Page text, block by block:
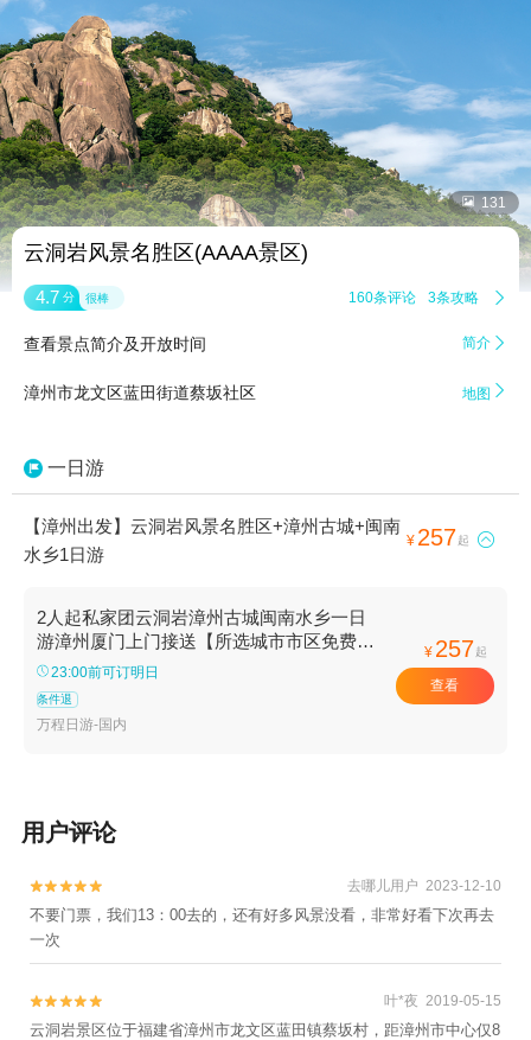
 131
云洞岩风景名胜区(AAAA景区)
4.7 分 很棒 160条评论 3条攻略 
查看景点简介及开放时间 简介 
漳州市龙文区蓝田街道蔡坂社区 地图 
一日游
【漳州出发】云洞岩风景名胜区+漳州古城+闽南
水乡1日游
¥ 257起 
2人起私家团云洞岩漳州古城闽南水乡一日
游漳州厦门上门接送【所选城市市区免费上
门接送，方便快捷，省时省力（时间可微
调）】
23:00前可订明日
条件退
万程日游-国内
¥ 257起
查看
用户评论

 去哪儿用户 2023-12-10
不要门票，我们13：00去的，还有好多风景没看，非常好看下次再去
一次

 叶*夜 2019-05-15
云洞岩景区位于福建省漳州市龙文区蓝田镇蔡坂村，距漳州市中心仅8
